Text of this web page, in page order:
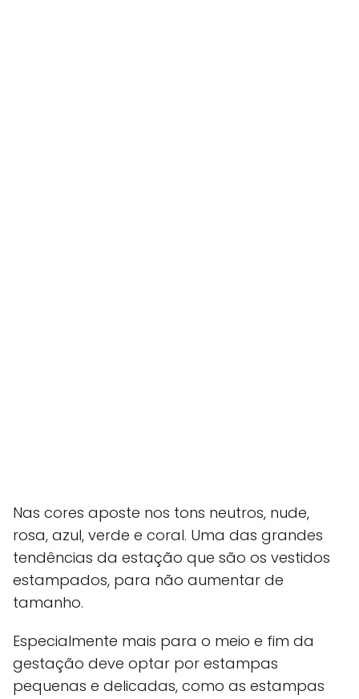
Nas cores aposte nos tons neutros, nude,
rosa, azul, verde e coral. Uma das grandes
tendências da estação que são os vestidos
estampados, para não aumentar de
tamanho.
Especialmente mais para o meio e fim da
gestação deve optar por estampas
pequenas e delicadas, como as estampas